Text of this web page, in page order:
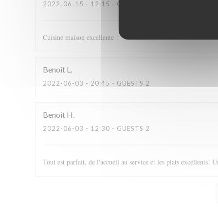
2022-06-15 - 12:15 - GUESTS 2
Cuisine maison excellente !
Benoît L
2022-06-03 - 20:45 - GUESTS 2
Benoit H
2022-06-03 - 12:30 - GUESTS 2
Tout est parfait, de l'accueil au service et les plats excellents!